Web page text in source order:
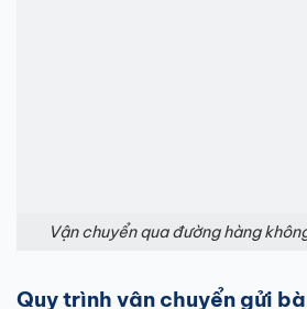
Vận chuyển qua đường hàng
Quy trình vận chuyển gửi